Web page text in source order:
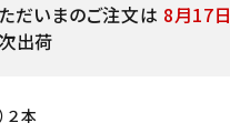
ただいまのご注文は 8月17日
次出荷
２本